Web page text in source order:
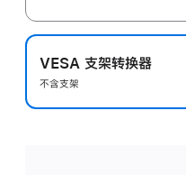
VESA 支架转换器
不含支架